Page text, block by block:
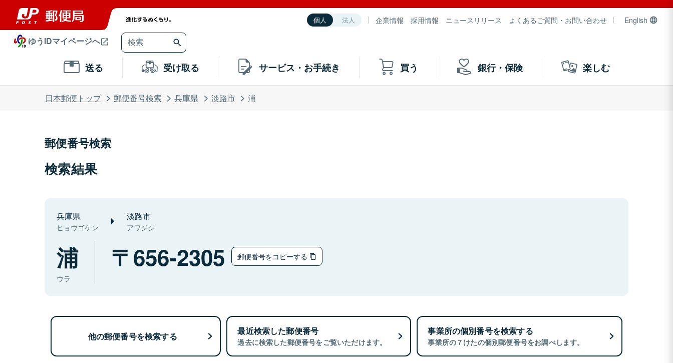
個人 法人 企業情報 採用情報 ニュースリリース よくあるご質問・お問い合わせ English
ゆうIDマイページへ
送る 受け取る サービス・お手続き 買う 銀行・保険 楽しむ
日本郵便トップ 郵便番号検索 兵庫県 淡路市 浦
郵便番号検索
検索結果
兵庫県
ヒョウゴケン
淡路市
アワジシ
浦
ウラ
656-2305 郵便番号をコピーする
他の郵便番号を検索する 最近検索した郵便番号
過去に検索した郵便番号をご覧いただけます。
事業所の個別番号を検索する
事業所の７けたの個別郵便番号をお調べします。